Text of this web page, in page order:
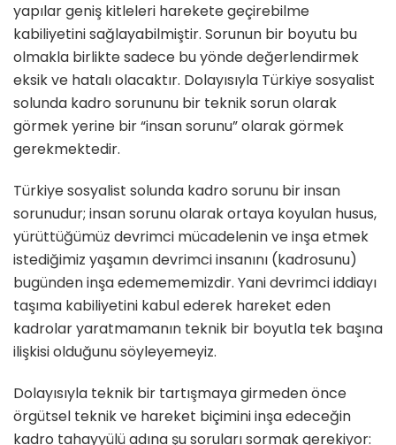
yapılar geniş kitleleri harekete geçirebilme
kabiliyetini sağlayabilmiştir. Sorunun bir boyutu bu
olmakla birlikte sadece bu yönde değerlendirmek
eksik ve hatalı olacaktır. Dolayısıyla Türkiye sosyalist
solunda kadro sorununu bir teknik sorun olarak
görmek yerine bir “insan sorunu” olarak görmek
gerekmektedir.
Türkiye sosyalist solunda kadro sorunu bir insan
sorunudur; insan sorunu olarak ortaya koyulan husus,
yürüttüğümüz devrimci mücadelenin ve inşa etmek
istediğimiz yaşamın devrimci insanını (kadrosunu)
bugünden inşa edemememizdir. Yani devrimci iddiayı
taşıma kabiliyetini kabul ederek hareket eden
kadrolar yaratmamanın teknik bir boyutla tek başına
ilişkisi olduğunu söyleyemeyiz.
Dolayısıyla teknik bir tartışmaya girmeden önce
örgütsel teknik ve hareket biçimini inşa edeceğin
kadro tahayyülü adına şu soruları sormak gerekiyor: